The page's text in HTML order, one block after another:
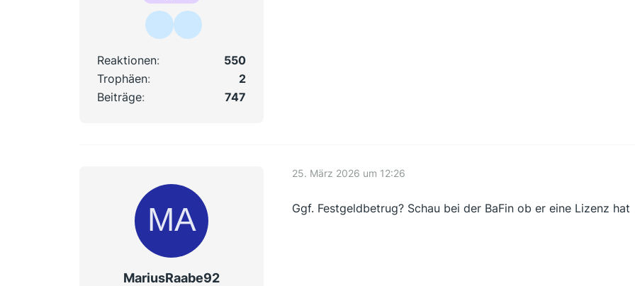
Reaktionen
550
Trophäen
2
Beiträge
747
MariusRaabe92
25. März 2026 um 12:26
Ggf. Festgeldbetrug? Schau bei der BaFin ob er eine Lizenz hat